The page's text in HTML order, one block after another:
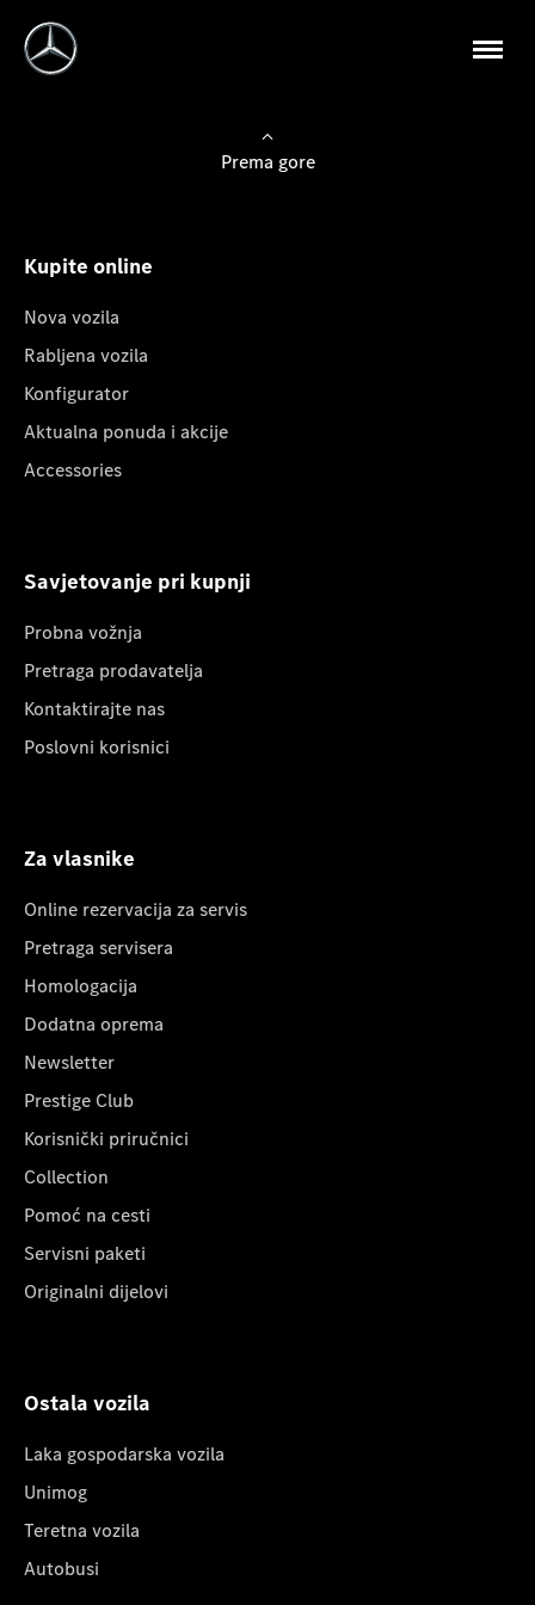
Prema gore
Kupite online
Nova vozila
Rabljena vozila
Konfigurator
Aktualna ponuda i akcije
Accessories
Savjetovanje pri kupnji
Probna vožnja
Pretraga prodavatelja
Kontaktirajte nas
Poslovni korisnici
Za vlasnike
Online rezervacija za servis
Pretraga servisera
Homologacija
Dodatna oprema
Newsletter
Prestige Club
Korisnički priručnici
Collection
Pomoć na cesti
Servisni paketi
Originalni dijelovi
Ostala vozila
Laka gospodarska vozila
Unimog
Teretna vozila
Autobusi